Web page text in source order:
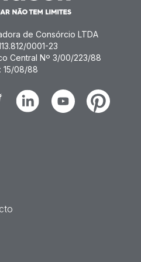
de Consórcio LTDA
0001-23
Central Nº 3/00/223/88
15/08/88
LinkedinYoutubePinterest